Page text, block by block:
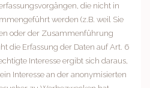
die nicht in
werden (z.B. weil Sie
oder der Zusammenführung
die Erfassung der Daten auf Art. 6
Interesse ergibt sich daraus,
Interesse an der anonymisierten